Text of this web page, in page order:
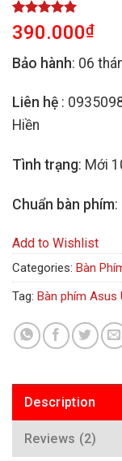
Rated
5.00
out of 5
2
customer
390.000₫
Bảo hành: 06
Liên hệ :
Hiền
Tình trạng: Mới
Chuẩn bàn phím:
Add to Wishlist
Categories: Bàn
Tag: Bàn phím Asus
Description
Reviews (2)